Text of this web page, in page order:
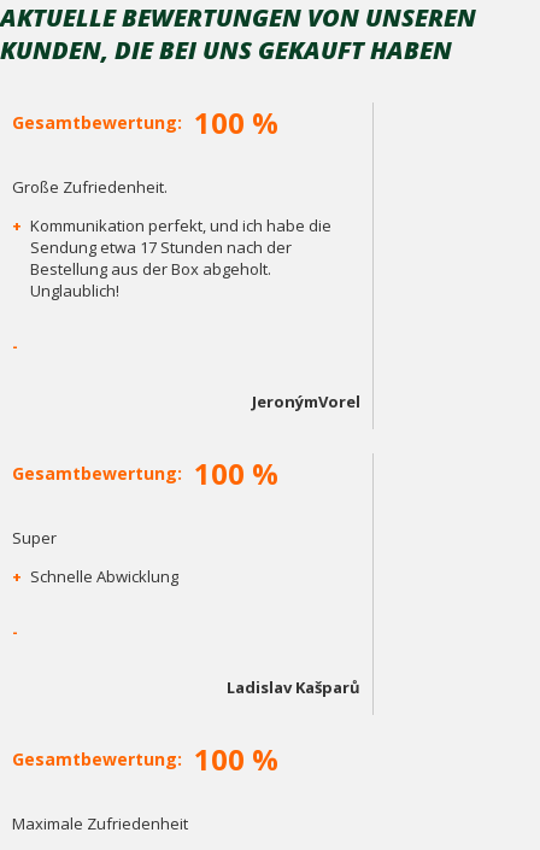
AKTUELLE BEWERTUNGEN VON UNSEREN
KUNDEN, DIE BEI ​​UNS GEKAUFT HABEN
Gesamtbewertung: 100 %
Große Zufriedenheit.
+ Kommunikation perfekt, und ich habe die
Sendung etwa 17 Stunden nach der
Bestellung aus der Box abgeholt.
Unglaublich!
-
JeronýmVorel
Gesamtbewertung: 100 %
Super
+ Schnelle Abwicklung
-
Ladislav Kašparů
Gesamtbewertung: 100 %
Maximale Zufriedenheit